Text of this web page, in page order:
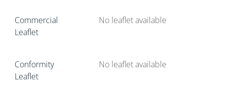
Commercial
Leaflet
No leaflet available
Conformity
Leaflet
No leaflet available